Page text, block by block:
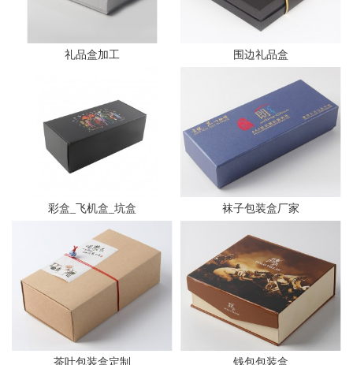
礼品盒加工 围边礼品盒
彩盒_飞机盒_坑盒 袜子包装盒厂家
茶叶包装盒定制 钱包包装盒